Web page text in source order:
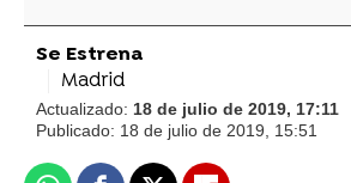
Se Estrena
Madrid
Actualizado: 18 de julio de 2019, 17:11
Publicado: 18 de julio de 2019, 15:51